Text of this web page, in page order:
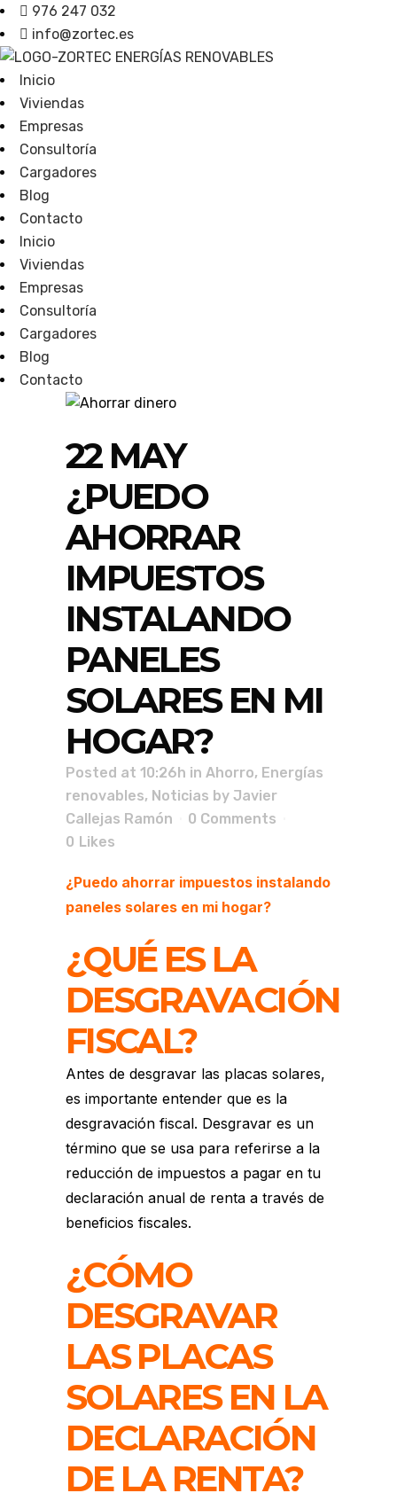
976 247 032
info@zortec.es
Inicio
Viviendas
Empresas
Consultoría
Cargadores
Blog
Contacto
Inicio
Viviendas
Empresas
Consultoría
Cargadores
Blog
Contacto
22 MAY
¿PUEDO
AHORRAR
IMPUESTOS
INSTALANDO
PANELES
SOLARES EN MI
HOGAR?
Posted at 10:26h in Ahorro, Energías
renovables, Noticias by Javier
Callejas Ramón
0 Comments
0 Likes
¿Puedo ahorrar impuestos instalando
paneles solares en mi hogar?
¿QUÉ ES LA
DESGRAVACIÓN
FISCAL?
Antes de desgravar las placas solares,
es importante entender que es la
desgravación fiscal. Desgravar es un
término que se usa para referirse a la
reducción de impuestos a pagar en tu
declaración anual de renta a través de
beneficios fiscales.
¿CÓMO
DESGRAVAR
LAS PLACAS
SOLARES EN LA
DECLARACIÓN
DE LA RENTA?